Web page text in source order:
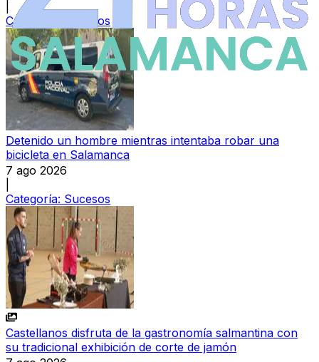
Categoría:
Sucesos
Detenido un hombre mientras intentaba robar una
bicicleta en Salamanca
7 ago 2026
Categoría: Sucesos
Castellanos disfruta de la gastronomía salmantina con
su tradicional exhibición de corte de jamón